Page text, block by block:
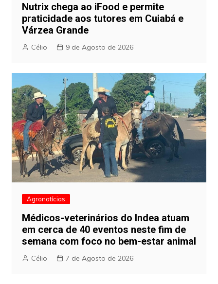
Nutrix chega ao iFood e permite
praticidade aos tutores em Cuiabá e
Várzea Grande
Célio 9 de Agosto de 2026
Agronotícias
Médicos-veterinários do Indea atuam
em cerca de 40 eventos neste fim de
semana com foco no bem-estar animal
Célio 7 de Agosto de 2026